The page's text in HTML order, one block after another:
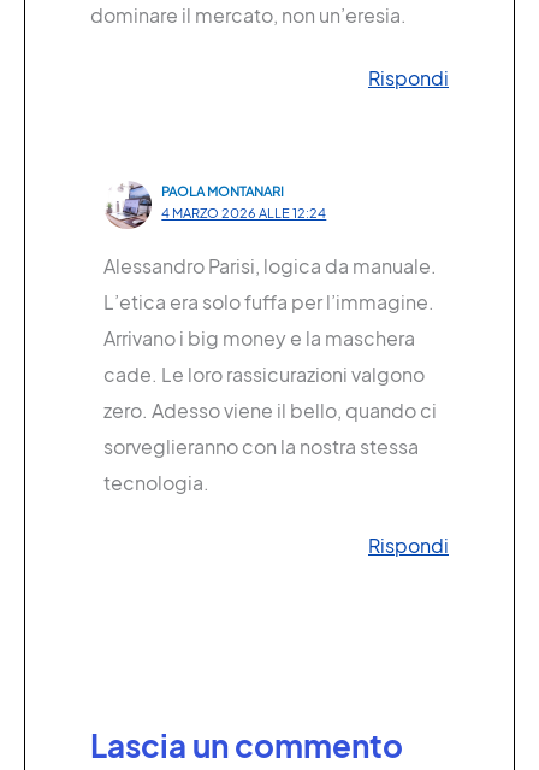
dominare il mercato, non un’eresia.
Rispondi
PAOLA MONTANARI
4 MARZO 2026 ALLE 12:24
Alessandro Parisi, logica da manuale.
L’etica era solo fuffa per l’immagine.
Arrivano i big money e la maschera
cade. Le loro rassicurazioni valgono
zero. Adesso viene il bello, quando ci
sorveglieranno con la nostra stessa
tecnologia.
Rispondi
Lascia un commento